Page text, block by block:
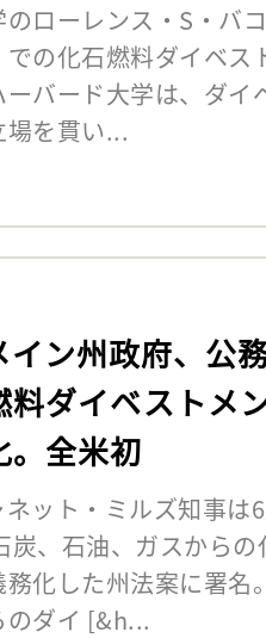
ローレンス・S・バ
での化石燃料ダイベ
バード大学は、ダ
場を貫い...
イン州政府、公
料ダイベストメ
。全米初
ット・ミルズ知事は
炭、石油、ガスから
務化した州法案に署
のダイ [&h...